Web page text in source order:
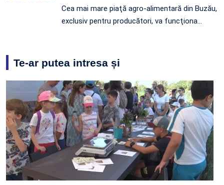
Cea mai mare piaţă agro-alimentară din Buzău,
exclusiv pentru producători, va funcţiona…
Te-ar putea intresa și